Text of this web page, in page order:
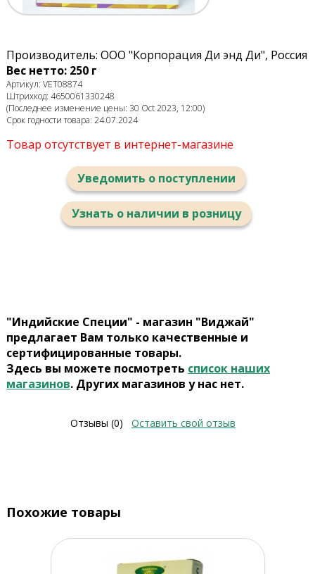
Производитель: ООО "Корпорация Ди энд Ди", Россия
Вес нетто: 250 г
Артикул: VET08874
Штрихкод: 4650061330248
(Последнее изменение цены: 30 Oct 2023, 12:00)
Срок годности товара: 24.07.2024
Товар отсутствует в интернет-магазине
Уведомить о поступлении
Узнать о наличии в розницу
"Индийские Специи" - магазин "Виджай"
предлагает Вам только качественные и
сертифицированные товары.
Здесь вы можете посмотреть список наших
магазинов. Других магазинов у нас нет.
Отзывы (0) Оставить свой отзыв
Похожие товары